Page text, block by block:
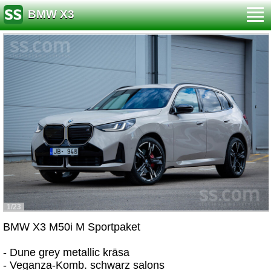
BMW X3
1/23
BMW X3 M50i M Sportpaket
- Dune grey metallic krāsa
- Veganza-Komb. schwarz salons